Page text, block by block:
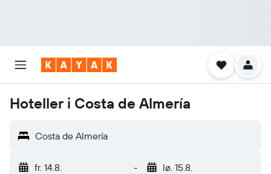
Hoteller i Costa de Almería
Costa de Almería
fr. 14.8. - lø. 15.8.